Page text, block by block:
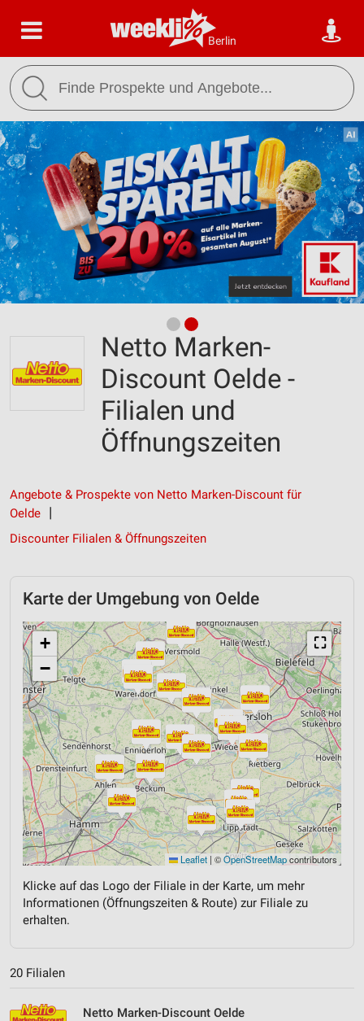
Berlin
Netto Marken-
Discount Oelde -
Filialen und
Öffnungszeiten
Angebote & Prospekte von Netto Marken-Discount für
Oelde
Discounter Filialen & Öffnungszeiten
Karte der Umgebung von Oelde
⛶
+
−
Leaflet | ©OpenStreetMapcontributors
Klicke auf das Logo der Filiale in der Karte, um mehr
Informationen (Öffnungszeiten & Route) zur Filiale zu
erhalten.
20 Filialen
Netto Marken-Discount Oelde